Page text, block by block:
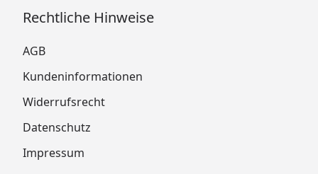
Rechtliche Hinweise
AGB
Kundeninformationen
Widerrufsrecht
Datenschutz
Impressum